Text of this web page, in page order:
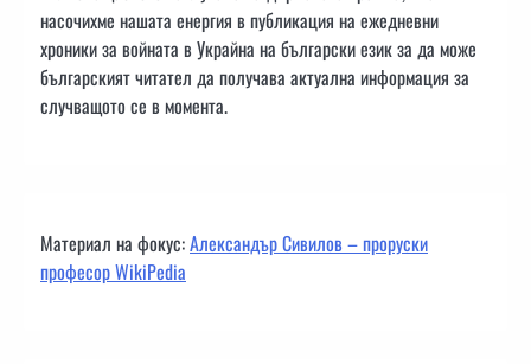
насочихме нашата енергия в публикация на ежедневни
хроники за войната в Украйна на български език за да може
българският читател да получава актуална информация за
случващото се в момента.
Материал на фокус:Александър Сивилов – проруски
професор WikiPedia